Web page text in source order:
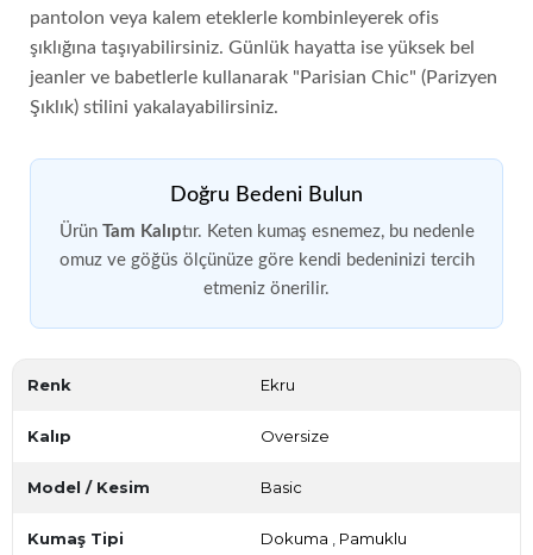
pantolon veya kalem eteklerle kombinleyerek ofis
şıklığına taşıyabilirsiniz. Günlük hayatta ise yüksek bel
jeanler ve babetlerle kullanarak "Parisian Chic" (Parizyen
Şıklık) stilini yakalayabilirsiniz.
Doğru Bedeni Bulun
Ürün Tam Kalıptır. Keten kumaş esnemez, bu nedenle
omuz ve göğüs ölçünüze göre kendi bedeninizi tercih
etmeniz önerilir.
Renk Ekru
Kalıp Oversize
Model / Kesim Basic
Kumaş Tipi Dokuma , Pamuklu